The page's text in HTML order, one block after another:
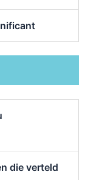
die verteld